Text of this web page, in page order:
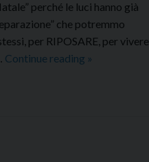
perché le luci hanno già
che potremmo
per RIPOSARE, per vivere
Continue reading Giornata
»